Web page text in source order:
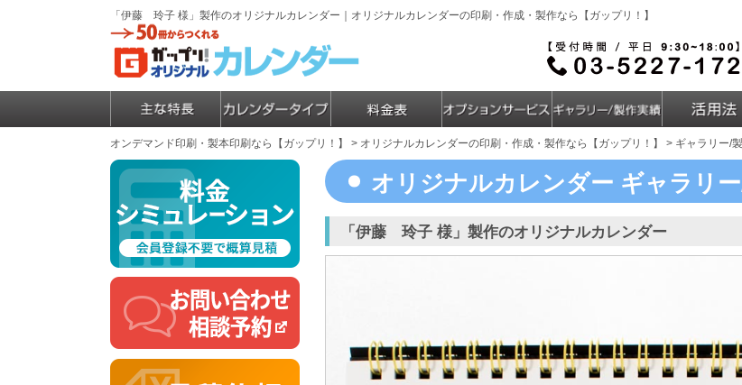
「伊藤 玲子 様」製作のオリジナルカレンダー｜オリジナルカレンダーの印刷・作成・製作なら【ガップリ！】
オンデマンド印刷・製本印刷なら【ガップリ！】 > オリジナルカレンダーの印刷・作成・製作なら【ガップリ！】 > ギャラリー/
オリジナルカレンダー ギャラリ
「伊藤 玲子 様」製作のオリジナルカレンダー